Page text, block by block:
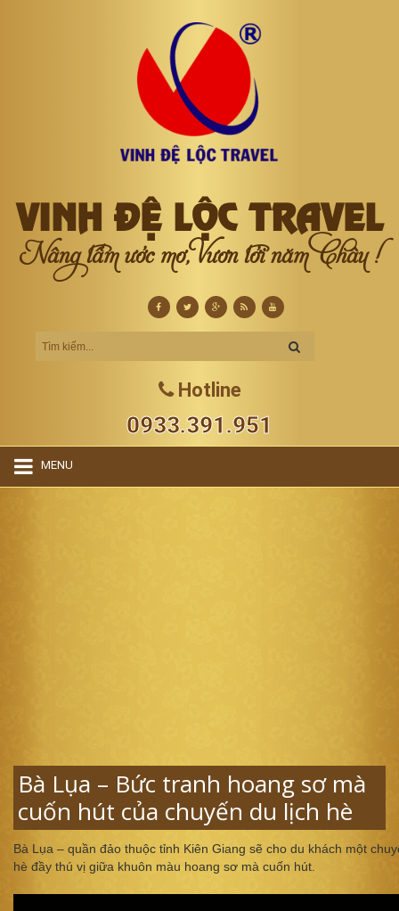
VINH ĐỆ LỘC TRAVEL
Nâng tầm ước mơ, Vươn tới năm Châu !
Hotline
0933.391.951
MENU
Bà Lụa – Bức tranh hoang sơ mà
cuốn hút của chuyến du lịch hè
Bà Lụa – quần đảo thuộc tỉnh Kiên Giang sẽ cho du khách một
hè đầy thú vị giữa khuôn màu hoang sơ mà cuốn hút.